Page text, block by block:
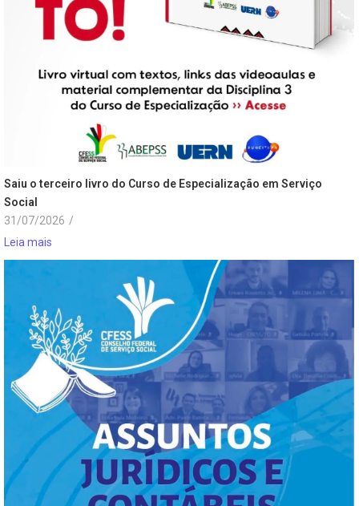
Saiu o terceiro livro do Curso de Especialização em Serviço
Social
31/07/2026 /
Leia mais